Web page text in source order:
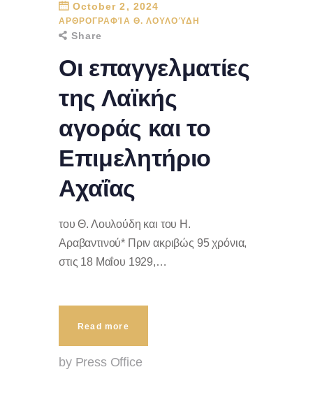
October 2, 2024
ΑΡΘΡΟΓΡΑΦΊΑ Θ. ΛΟΥΛΟΎΔΗ
Share
Οι επαγγελματίες
της Λαϊκής
αγοράς και το
Επιμελητήριο
Αχαΐας
του Θ. Λουλούδη και του Η.
Αραβαντινού* Πριν ακριβώς 95 χρόνια,
στις 18 Μαΐου 1929,…
Read more
by Press Office